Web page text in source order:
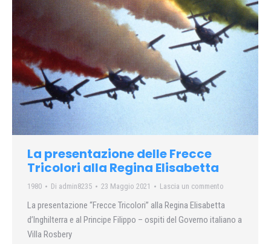
La presentazione delle Frecce
Tricolori alla Regina Elisabetta
1980 Di admin8235 23 Maggio 2021 Lascia un commento
La presentazione “Frecce Tricolori” alla Regina Elisabetta
d’Inghilterra e al Principe Filippo – ospiti del Governo italiano a
Villa Rosbery